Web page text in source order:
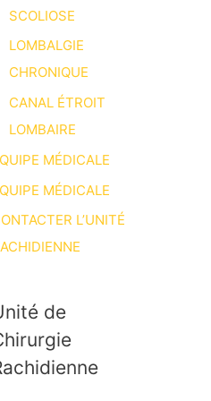
SCOLIOSE
LOMBALGIE
CHRONIQUE
CANAL ÉTROIT
LOMBAIRE
MÉDICALE
MÉDICALE
L’UNITÉ
de